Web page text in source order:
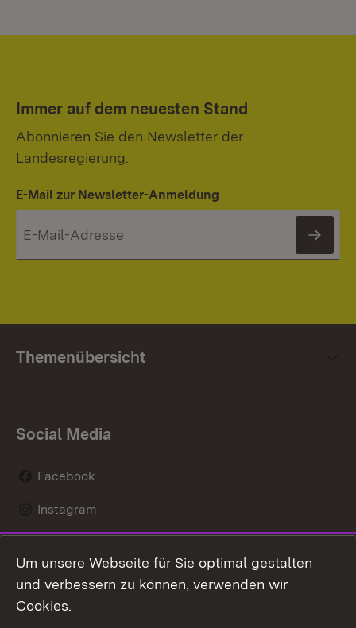
Immer auf dem neuesten Stand
Abonnieren Sie den Newsletter der
Landesregierung.
E-Mail zur Newsletter-Anmeldung
Themenübersicht
Social Media
Facebook
Instagram
Mastodon
Youtube
Um unsere Webseite für Sie optimal gestalten
und verbessern zu können, verwenden wir
Cookies.